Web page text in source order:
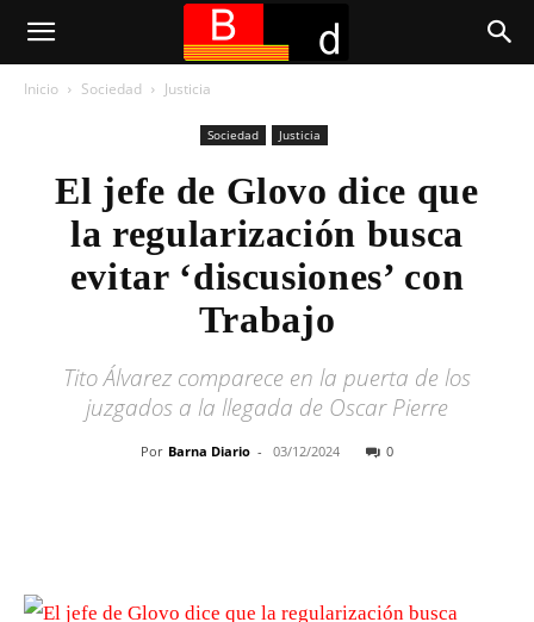
Inicio Sociedad Justicia
Sociedad Justicia
El jefe de Glovo dice que
la regularización busca
evitar ‘discusiones’ con
Trabajo
Tito Álvarez comparece en la puerta de los
juzgados a la llegada de Oscar Pierre
Por Barna Diario - 03/12/2024 0